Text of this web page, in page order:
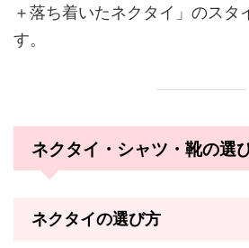
＋落ち着いたネクタイ」のスタ
す。
ネクタイ・シャツ・靴の選
ネクタイの選び方